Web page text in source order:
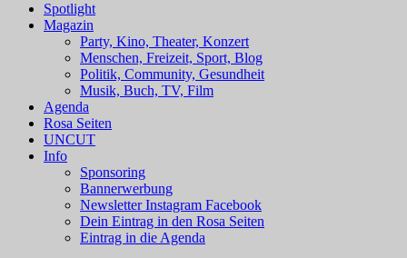
Spotlight
Magazin
Party, Kino, Theater, Konzert
Menschen, Freizeit, Sport, Blog
Politik, Community, Gesundheit
Musik, Buch, TV, Film
Agenda
Rosa Seiten
UNCUT
Info
Sponsoring
Bannerwerbung
Newsletter Instagram Facebook
Dein Eintrag in den Rosa Seiten
Eintrag in die Agenda